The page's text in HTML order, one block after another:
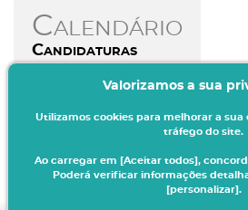
Calendário
Candidaturas
Valorizamos a sua
Utilizamos cookies para melhorar a sua
tráfego do site.
Ao carregar em [Aceitar todos],
Poderá verificar informações
[personalizar].